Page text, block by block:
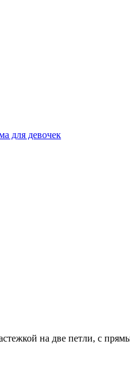
для девочек
на две петли, с